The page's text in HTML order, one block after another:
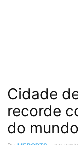
Cidade
recorde
do mundo